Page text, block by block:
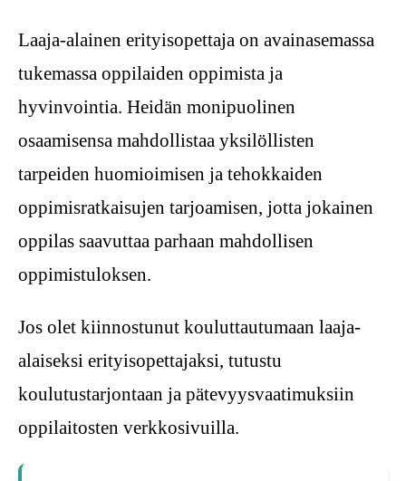
Laaja-alainen erityisopettaja on avainasemassa
tukemassa oppilaiden oppimista ja
hyvinvointia. Heidän monipuolinen
osaamisensa mahdollistaa yksilöllisten
tarpeiden huomioimisen ja tehokkaiden
oppimisratkaisujen tarjoamisen, jotta jokainen
oppilas saavuttaa parhaan mahdollisen
oppimistuloksen.
Jos olet kiinnostunut kouluttautumaan laaja-
alaiseksi erityisopettajaksi, tutustu
koulutustarjontaan ja pätevyysvaatimuksiin
oppilaitosten verkkosivuilla.